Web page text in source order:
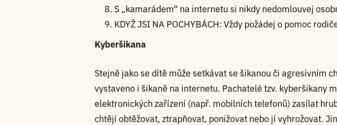
S „kamarádem“ na internetu si nikdy nedomlouvej
KDYŽ JSI NA POCHYBÁCH: Vždy požádej o pomoc
Kyberšikana
Stejně jako se dítě může setkávat se šikanou či agresivním
vystaveno i šikaně na internetu. Pachatelé tzv. kyberšikany
elektronických zařízení (např. mobilních telefonů) zasílat
chtějí obtěžovat, ztrapňovat, ponižovat nebo jí vyhrožovat.